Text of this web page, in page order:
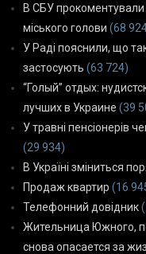
В СБУ
міського голови (68
У Раді пояснили, що
застосують (63 724)
“Голый” отдых:
лучших в Украине (39
У травні пенсіонерів
(29 934)
В Україні зміниться
Продаж квартир (16
Телефонний довідник
Жительница Южного,
снова опасается за